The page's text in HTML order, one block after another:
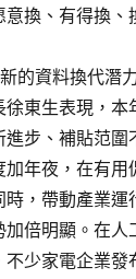
換、有得換、
的資料換代潛
東生表現，本
步、補貼范圍
年夜，在有用
，帶動產業運
倍明顯。在人
少家電企業發